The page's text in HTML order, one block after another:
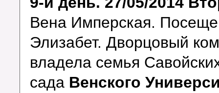
Вена Имперская.
Элизабет. Дворцовый
владела семья
сада Венского